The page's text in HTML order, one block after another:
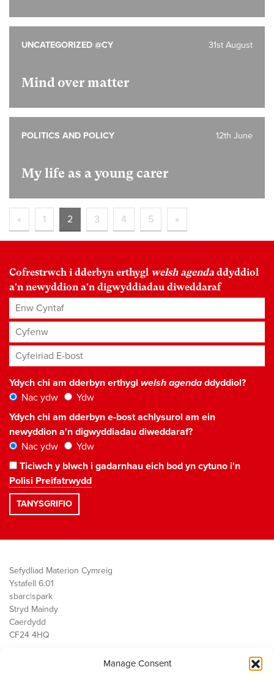
Manage Consent
Mind over matter
31st August
UNCATEGORIZED @CY
My life as a young carer
12th June
POLITICS AND POLICY
« 1 2 3 4 5 »
Cofrestrwch i dderbyn erthygl welsh agenda ddyddiol
a'n newyddion a'n digwyddiadau diweddaraf
Enw Cyntaf
Cyfenw
Cyfeiriad E-bost*
Ydych chi am dderbyn erthygl welsh agendaddyddiol?
Nac ydw
Ydw
Ydych chi am dderbyn e-bost achlysurol am ein
newyddion a'n digwyddiadau diweddaraf?
Nac ydw
Ydw
Ticiwch y blwch i gadarnhau eich bod yn cytuno i'n
Polisi Preifatrwydd
Sefydliad Materion Cymreig
Ystafell 6.01
sbarc|spark
Stryd Maindy
Caerdydd
CF24 4HQ